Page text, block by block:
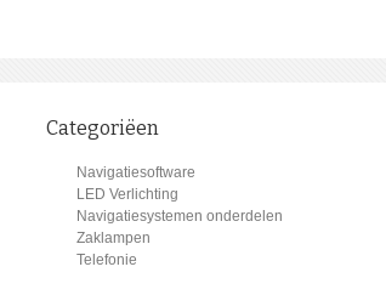
Categoriëen
Navigatiesoftware
LED Verlichting
Navigatiesystemen onderdelen
Zaklampen
Telefonie